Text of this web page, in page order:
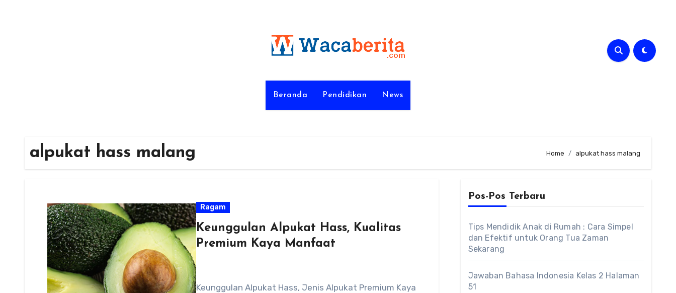
Beranda Pendidikan News
alpukat hass malang Home alpukat hass malang
Ragam
Keunggulan Alpukat Hass, Kualitas
Premium Kaya Manfaat
Keunggulan Alpukat Hass, Jenis Alpukat Premium Kaya
Pos-Pos Terbaru
Tips Mendidik Anak di Rumah : Cara Simpel
dan Efektif untuk Orang Tua Zaman
Sekarang
Jawaban Bahasa Indonesia Kelas 2 Halaman
51